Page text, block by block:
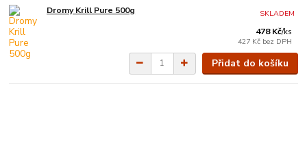
Dromy Krill Pure 500g
478 Kč/ks
427 Kč bez DPH
SKLADEM
Přidat do košíku